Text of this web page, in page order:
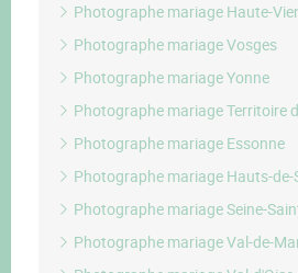
Photographe mariage Haute-
Photographe mariage Vosges
Photographe mariage Yonne
Photographe mariage Territoire
Photographe mariage Essonne
Photographe mariage Hauts-de-
Photographe mariage Seine-
Photographe mariage Val-de-